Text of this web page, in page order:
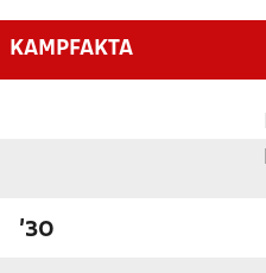
KAMPFAKTA
'30